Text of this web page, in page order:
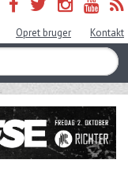
Opret bruger Kontakt